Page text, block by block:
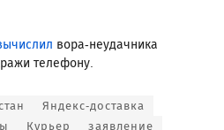
вора-неудачника
телефону.
Яндекс-доставка
Курьер заявление